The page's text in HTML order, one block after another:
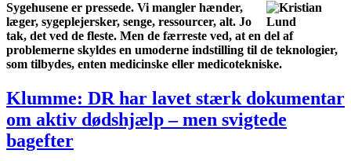
Sygehusene er pressede. Vi mangler hænder,
læger, sygeplejersker, senge, ressourcer, alt. Jo
tak, det ved de fleste. Men de færreste ved, at en del af
problemerne skyldes en umoderne indstilling til de teknologier,
som tilbydes, enten medicinske eller medicotekniske.
Klumme: DR har lavet stærk dokumentar
om aktiv dødshjælp – men svigtede
bagefter